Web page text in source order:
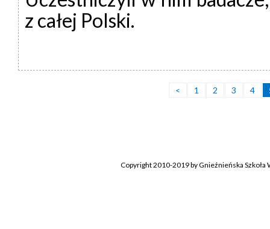
z całej Polski.
< 1 2 3 4
Copyright 2010-2019 by Gnieźnieńska